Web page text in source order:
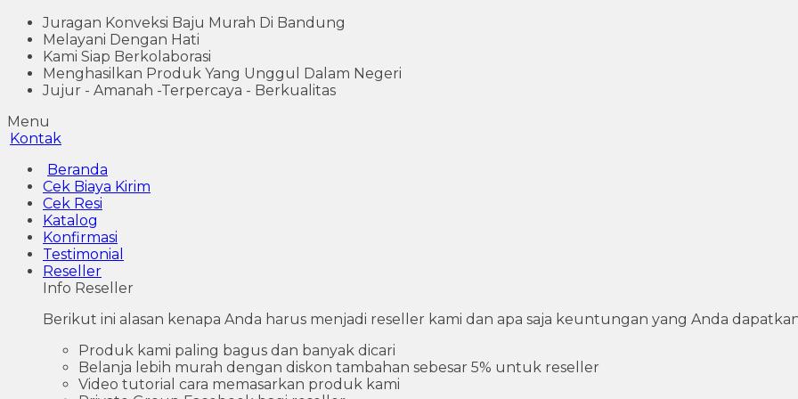
Juragan Konveksi Baju Murah Di Bandung
Melayani Dengan Hati
Kami Siap Berkolaborasi
Menghasilkan Produk Yang Unggul Dalam Negeri
Jujur - Amanah -Terpercaya - Berkualitas
Menu
Kontak
Beranda
Cek Biaya Kirim
Cek Resi
Katalog
Konfirmasi
Testimonial
Reseller
Info Reseller
Berikut ini alasan kenapa Anda harus menjadi reseller kami dan apa saja keuntungan yang Anda
Produk kami paling bagus dan banyak dicari
Belanja lebih murah dengan diskon tambahan sebesar 5% untuk reseller
Video tutorial cara memasarkan produk kami